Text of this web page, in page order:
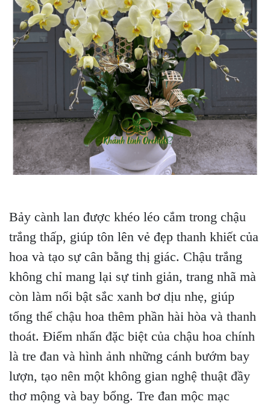
Bảy cành lan được khéo léo cắm trong chậu
trắng thấp, giúp tôn lên vẻ đẹp thanh khiết của
hoa và tạo sự cân bằng thị giác. Chậu trắng
không chỉ mang lại sự tinh giản, trang nhã mà
còn làm nổi bật sắc xanh bơ dịu nhẹ, giúp
tổng thể chậu hoa thêm phần hài hòa và thanh
thoát. Điểm nhấn đặc biệt của chậu hoa chính
là tre đan và hình ảnh những cánh bướm bay
lượn, tạo nên một không gian nghệ thuật đầy
thơ mộng và bay bổng. Tre đan mộc mạc